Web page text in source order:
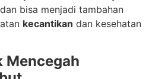
bisa menjadi tambahan
kecantikan dan kesehatan
Mencegah